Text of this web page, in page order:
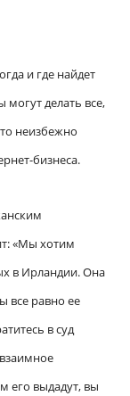
и где найдет
делать все,
неизбежно
бизнеса.
«Мы хотим
в Ирландии. Она
все равно ее
в суд
его выдадут, вы